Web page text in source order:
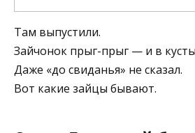
Там выпустили.
Зайчонок прыг-прыг — и в
Даже «до свиданья» не сказал.
Вот какие зайцы бывают.